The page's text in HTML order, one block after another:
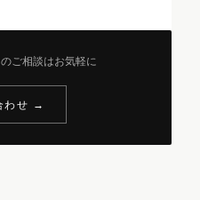
ご相談はお気軽に
わせ →